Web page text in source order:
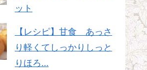
ット
【レシピ】甘食 あっさ
り軽くてしっかりしっと
りほろ...